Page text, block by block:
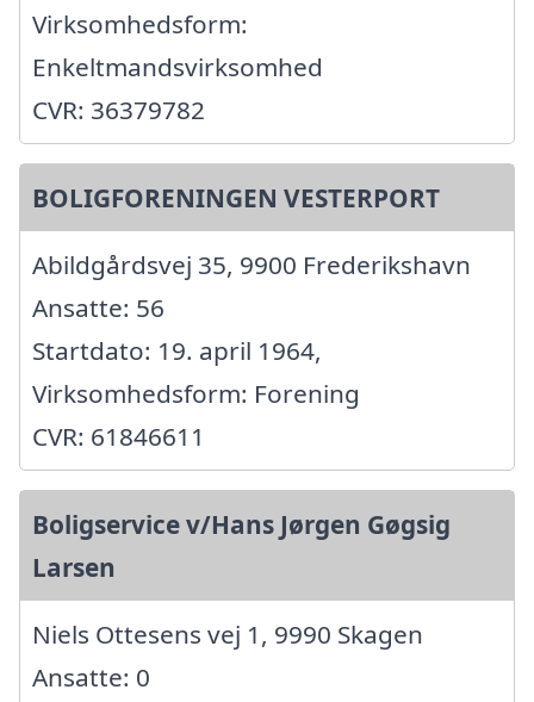
Virksomhedsform:
Enkeltmandsvirksomhed
CVR: 36379782
BOLIGFORENINGEN VESTERPORT
Abildgårdsvej 35, 9900 Frederikshavn
Ansatte: 56
Startdato: 19. april 1964,
Virksomhedsform: Forening
CVR: 61846611
Boligservice v/Hans Jørgen Gøgsig
Larsen
Niels Ottesens vej 1, 9990 Skagen
Ansatte: 0